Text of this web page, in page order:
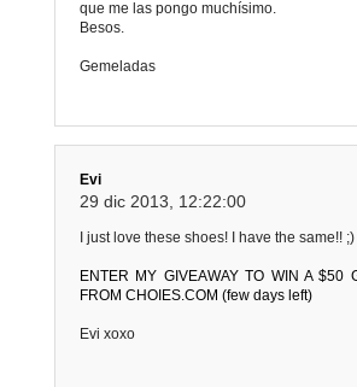
que me las pongo muchísimo.
Besos.
Gemeladas
Evi
29 dic 2013, 12:22:00
I just love these shoes! I have the same!! ;)
ENTER MY GIVEAWAY TO WIN A $50
FROM CHOIES.COM (few days left)
Evi xoxo